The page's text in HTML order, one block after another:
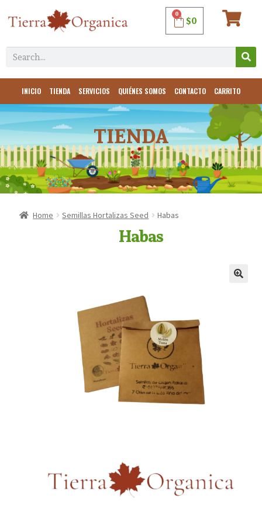
$0
0
INICIO TIENDA SERVICIOS QUIÉNES SOMOS CONTACTO CARRITO
TIENDA
Home Semillas Hortalizas Seed Habas
Habas